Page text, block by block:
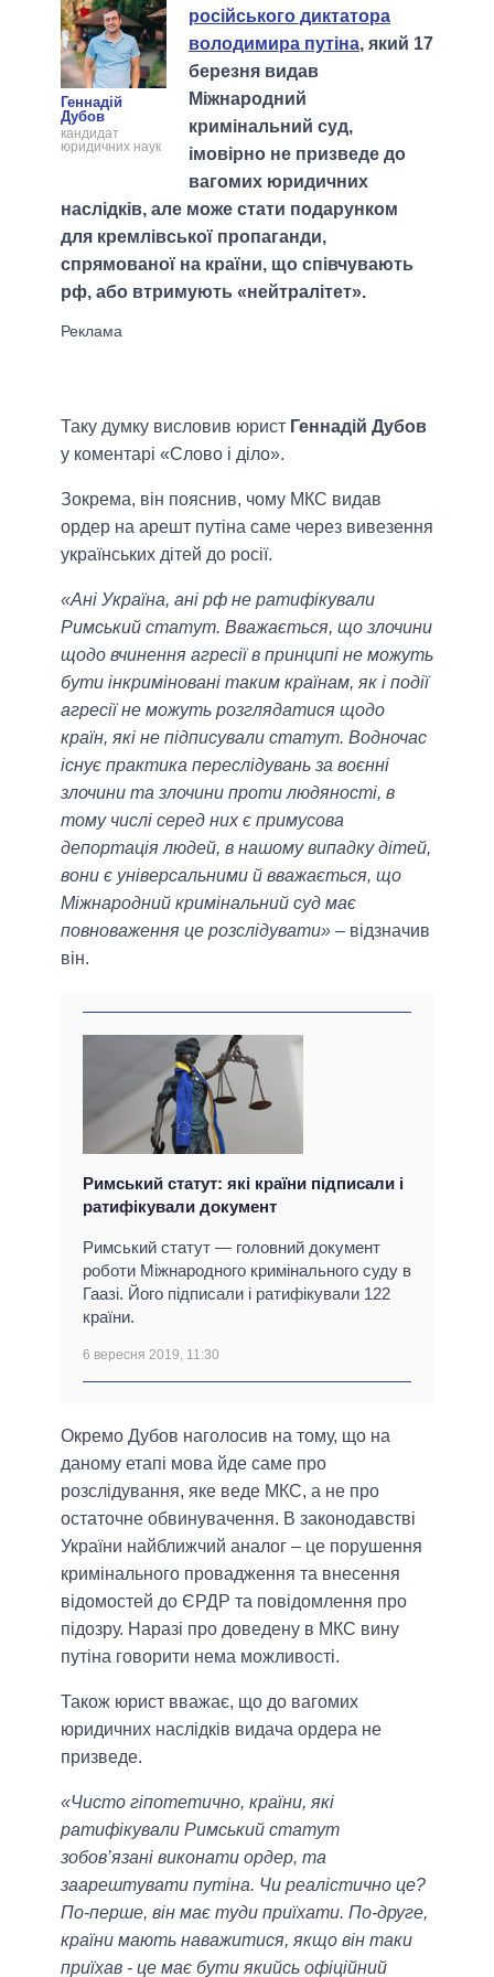
Геннадій
Дубов
кандидат
юридичних наук
російського диктатора
володимира путіна, який 17
березня видав
Міжнародний
кримінальний суд,
імовірно не призведе до
вагомих юридичних
наслідків, але може стати подарунком
для кремлівської пропаганди,
спрямованої на країни, що співчувають
рф, або втримують «нейтралітет».
Таку думку висловив юрист Геннадій Дубов
у коментарі «Слово і діло».
Зокрема, він пояснив, чому МКС видав
ордер на арешт путіна саме через вивезення
українських дітей до росії.
«Ані Україна, ані рф не ратифікували
Римський статут. Вважається, що злочини
щодо вчинення агресії в принципі не можуть
бути інкриміновані таким країнам, як і події
агресії не можуть розглядатися щодо
країн, які не підписували статут. Водночас
існує практика переслідувань за воєнні
злочини та злочини проти людяності, в
тому числі серед них є примусова
депортація людей, в нашому випадку дітей,
вони є універсальними й вважається, що
Міжнародний кримінальний суд має
повноваження це розслідувати» – відзначив
він.
Римський статут: які країни підписали і
ратифікували документ
Римський статут — головний документ
роботи Міжнародного кримінального суду в
Гаазі. Його підписали і ратифікували 122
країни.
6 вересня 2019, 11:30
Окремо Дубов наголосив на тому, що на
даному етапі мова йде саме про
розслідування, яке веде МКС, а не про
остаточне обвинувачення. В законодавстві
України найближчий аналог – це порушення
кримінального провадження та внесення
відомостей до ЄРДР та повідомлення про
підозру. Наразі про доведену в МКС вину
путіна говорити нема можливості.
Також юрист вважає, що до вагомих
юридичних наслідків видача ордера не
призведе.
«Чисто гіпотетично, країни, які
ратифікували Римський статут
зобов’язані виконати ордер, та
заарештувати путіна. Чи реалістично це?
По-перше, він має туди приїхати. По-друге,
країни мають наважитися, якщо він таки
приїхав - це має бути якийсь офіційний